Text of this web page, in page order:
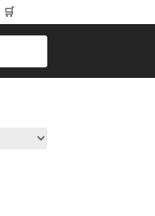
🛒